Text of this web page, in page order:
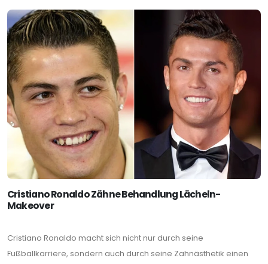
Cristiano Ronaldo Zähne Behandlung Lächeln-
Makeover
Cristiano Ronaldo macht sich nicht nur durch seine
Fußballkarriere, sondern auch durch seine Zahnästhetik einen